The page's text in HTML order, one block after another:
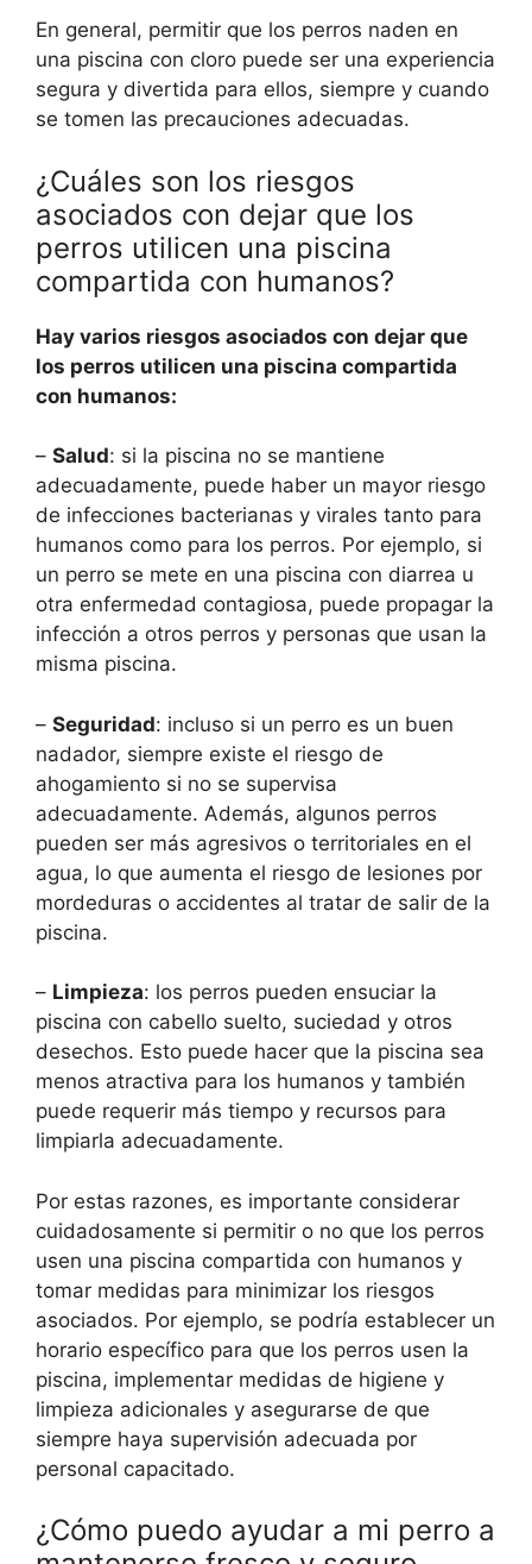
En general, permitir que los perros naden en
una piscina con cloro puede ser una experiencia
segura y divertida para ellos, siempre y cuando
se tomen las precauciones adecuadas.
¿Cuáles son los riesgos
asociados con dejar que los
perros utilicen una piscina
compartida con humanos?
Hay varios riesgos asociados con dejar que
los perros utilicen una piscina compartida
con humanos:
– Salud: si la piscina no se mantiene
adecuadamente, puede haber un mayor riesgo
de infecciones bacterianas y virales tanto para
humanos como para los perros. Por ejemplo, si
un perro se mete en una piscina con diarrea u
otra enfermedad contagiosa, puede propagar la
infección a otros perros y personas que usan la
misma piscina.
– Seguridad: incluso si un perro es un buen
nadador, siempre existe el riesgo de
ahogamiento si no se supervisa
adecuadamente. Además, algunos perros
pueden ser más agresivos o territoriales en el
agua, lo que aumenta el riesgo de lesiones por
mordeduras o accidentes al tratar de salir de la
piscina.
– Limpieza: los perros pueden ensuciar la
piscina con cabello suelto, suciedad y otros
desechos. Esto puede hacer que la piscina sea
menos atractiva para los humanos y también
puede requerir más tiempo y recursos para
limpiarla adecuadamente.
Por estas razones, es importante considerar
cuidadosamente si permitir o no que los perros
usen una piscina compartida con humanos y
tomar medidas para minimizar los riesgos
asociados. Por ejemplo, se podría establecer un
horario específico para que los perros usen la
piscina, implementar medidas de higiene y
limpieza adicionales y asegurarse de que
siempre haya supervisión adecuada por
personal capacitado.
¿Cómo puedo ayudar a mi perro a